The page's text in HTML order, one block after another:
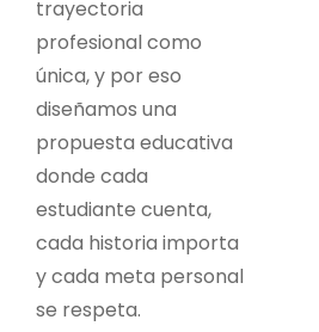
trayectoria
profesional como
única, y por eso
diseñamos una
propuesta educativa
donde cada
estudiante cuenta,
cada historia importa
y cada meta personal
se respeta.